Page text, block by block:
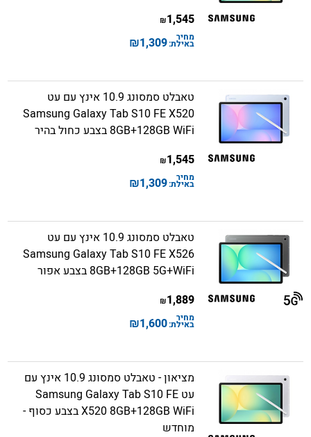
1,545
₪
מחיר
באילת:1,309
₪
טאבלט סמסונג 10.9 אינץ עם עט
Samsung Galaxy Tab S10 FE X520
8GB+128GB WiFi בצבע כחול בהיר
1,545
₪
מחיר
באילת:1,309
₪
טאבלט סמסונג 10.9 אינץ עם עט
Samsung Galaxy Tab S10 FE X526
8GB+128GB 5G+WiFi בצבע אפור
1,889
₪
מחיר
באילת:1,600
₪
מציאון - טאבלט סמסונג 10.9 אינץ עם
עט Samsung Galaxy Tab S10 FE
X520 8GB+128GB WiFi בצבע כסוף -
מוחדש